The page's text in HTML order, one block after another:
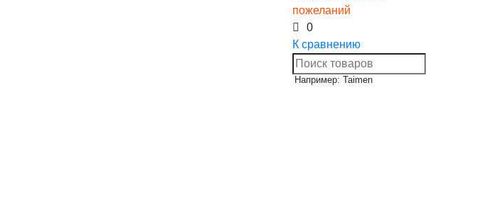
пожеланий
0
К сравнению
Например: Taimen